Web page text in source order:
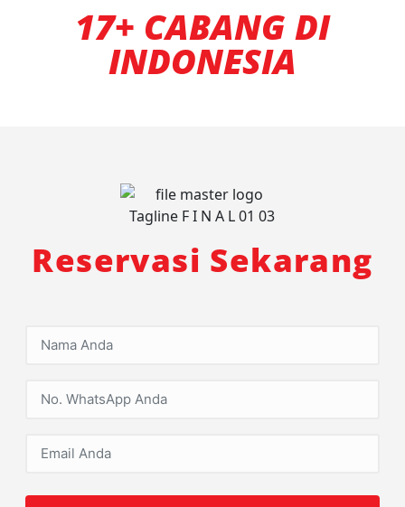
17+ CABANG DI
INDONESIA
Reservasi Sekarang